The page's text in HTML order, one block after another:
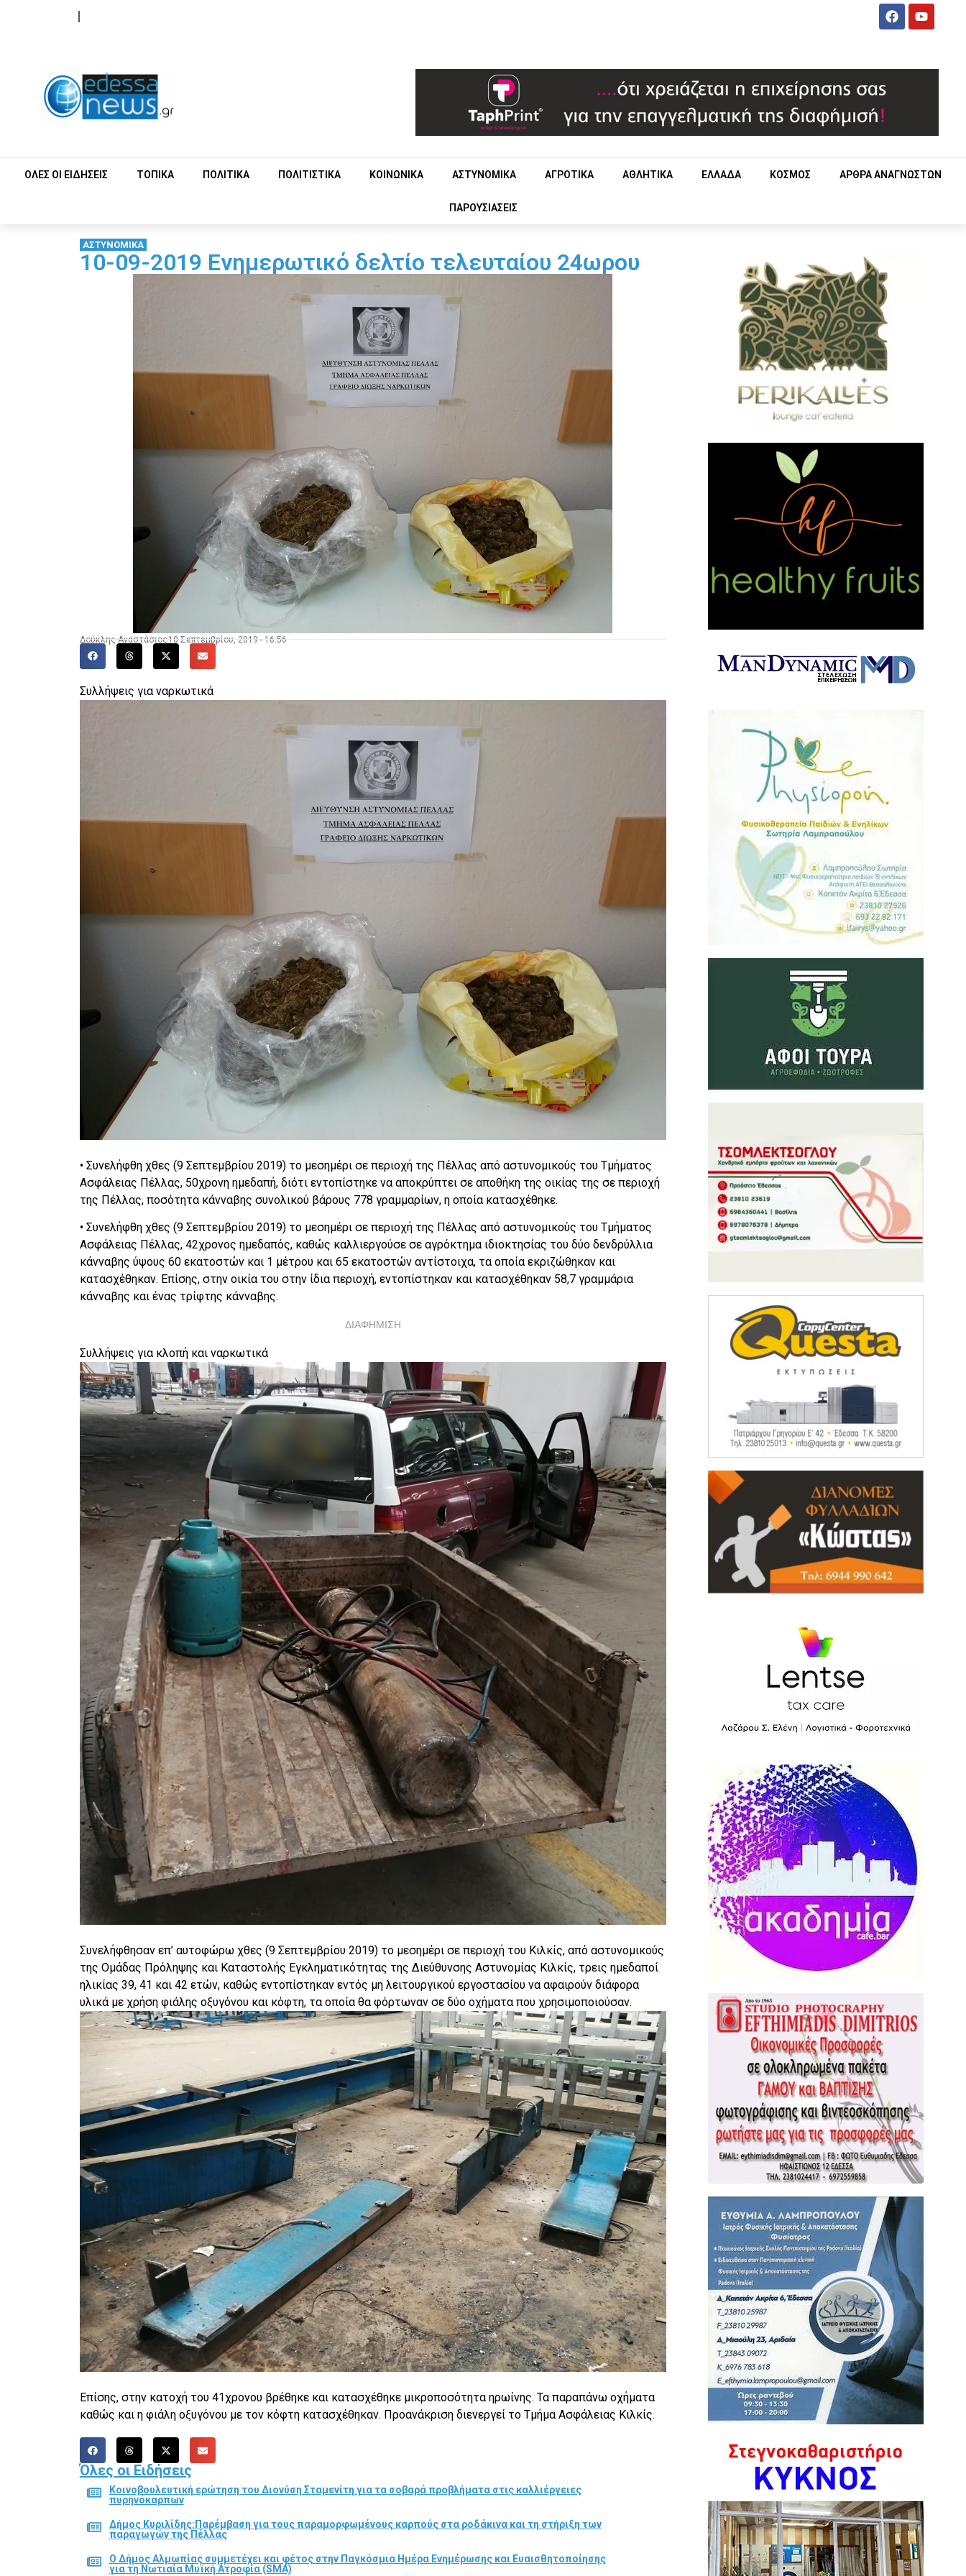
ΟΛΕΣ ΟΙ ΕΙΔΗΣΕΙΣ ΤΟΠΙΚΑ ΠΟΛΙΤΙΚΑ ΠΟΛΙΤΙΣΤΙΚΑ ΚΟΙΝΩΝΙΚΑ ΑΣΤΥΝΟΜΙΚΑ ΑΓΡΟΤΙΚΑ ΑΘΛΗΤΙΚΑ ΕΛΛΑΔΑ ΚΟΣΜΟΣ ΑΡΘΡΑ ΑΝΑΓΝΩΣΤΩΝ
ΠΑΡΟΥΣΙΑΣΕΙΣ
ΑΣΤΥΝΟΜΙΚΑ
10-09-2019 Ενημερωτικό δελτίο τελευταίου 24ωρου
Δούκλης Αναστάσιος 10 Σεπτεμβρίου, 2019 - 16:56
Συλλήψεις για ναρκωτικά
• Συνελήφθη χθες (9 Σεπτεμβρίου 2019) το μεσημέρι σε περιοχή της Πέλλας από αστυνομικούς του Τμήματος
Ασφάλειας Πέλλας, 50χρονη ημεδαπή, διότι εντοπίστηκε να αποκρύπτει σε αποθήκη της οικίας της σε περιοχή
της Πέλλας, ποσότητα κάνναβης συνολικού βάρους 778 γραμμαρίων, η οποία κατασχέθηκε.
• Συνελήφθη χθες (9 Σεπτεμβρίου 2019) το μεσημέρι σε περιοχή της Πέλλας από αστυνομικούς του Τμήματος
Ασφάλειας Πέλλας, 42χρονος ημεδαπός, καθώς καλλιεργούσε σε αγρόκτημα ιδιοκτησίας του δύο δενδρύλλια
κάνναβης ύψους 60 εκατοστών και 1 μέτρου και 65 εκατοστών αντίστοιχα, τα οποία εκριζώθηκαν και
κατασχέθηκαν. Επίσης, στην οικία του στην ίδια περιοχή, εντοπίστηκαν και κατασχέθηκαν 58,7 γραμμάρια
κάνναβης και ένας τρίφτης κάνναβης.
ΔΙΑΦΗΜΙΣΗ
Συλλήψεις για κλοπή και ναρκωτικά
Συνελήφθησαν επ’ αυτοφώρω χθες (9 Σεπτεμβρίου 2019) το μεσημέρι σε περιοχή του Κιλκίς, από αστυνομικούς
της Ομάδας Πρόληψης και Καταστολής Εγκληματικότητας της Διεύθυνσης Αστυνομίας Κιλκίς, τρεις ημεδαποί
ηλικίας 39, 41 και 42 ετών, καθώς εντοπίστηκαν εντός μη λειτουργικού εργοστασίου να αφαιρούν διάφορα
υλικά με χρήση φιάλης οξυγόνου και κόφτη, τα οποία θα φόρτωναν σε δύο οχήματα που χρησιμοποιούσαν.
Επίσης, στην κατοχή του 41χρονου βρέθηκε και κατασχέθηκε μικροποσότητα ηρωίνης. Τα παραπάνω οχήματα
καθώς και η φιάλη οξυγόνου με τον κόφτη κατασχέθηκαν. Προανάκριση διενεργεί το Τμήμα Ασφάλειας Κιλκίς.
Όλες οι Ειδήσεις
Κοινοβουλευτική ερώτηση του Διονύση Σταμενίτη για τα σοβαρά προβλήματα στις καλλιέργειες
πυρηνόκαρπων
Δήμος Κυριλίδης:Παρέμβαση για τους παραμορφωμένους καρπούς στα ροδάκινα και τη στήριξη των
παραγωγών της Πέλλας
Ο Δήμος Αλμωπίας συμμετέχει και φέτος στην Παγκόσμια Ημέρα Ενημέρωσης και Ευαισθητοποίησης
για τη Νωτιαία Μυϊκή Ατροφία (SMA)